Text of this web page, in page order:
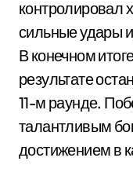
контролировал
сильные удары
В конечном
результате
11-м раунде.
талантливым
достижением в